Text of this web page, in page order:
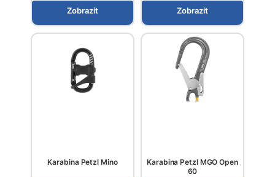
Zobrazit Zobrazit
Karabina Petzl Mino
Karabina Petzl MGO Open
60